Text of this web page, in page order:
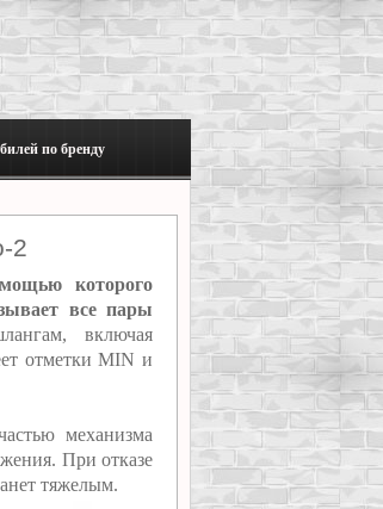
по бренду
2
которого
все пары
включая
отметки MIN и
механизма
При отказе
тяжелым.